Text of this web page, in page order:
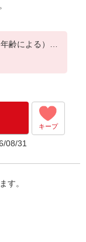
齢による）
時間相当分
（原則とし
キープ
08/31
す。